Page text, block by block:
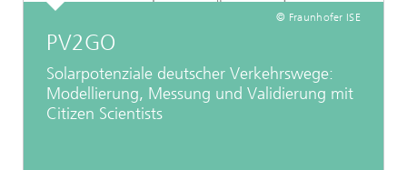
© Fraunhofer ISE
PV2GO
Solarpotenziale deutscher Verkehrswege:
Modellierung, Messung und Validierung mit
Citizen Scientists